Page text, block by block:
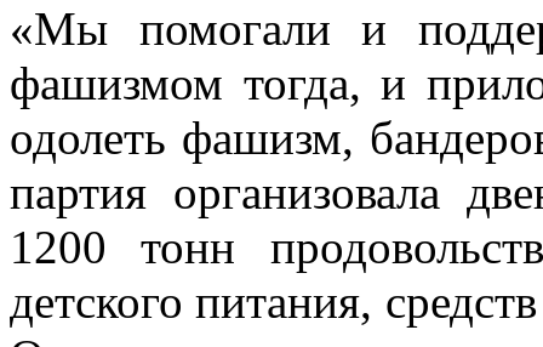
«Мы помогали и
фашизмом тогда, и
одолеть фашизм,
партия организовала
1200 тонн
детского питания,